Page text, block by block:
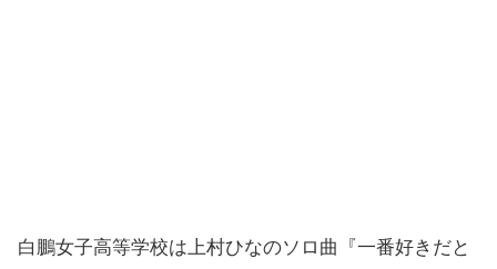
白鵬女子高等学校は上村ひなのソロ曲『一番好きだと